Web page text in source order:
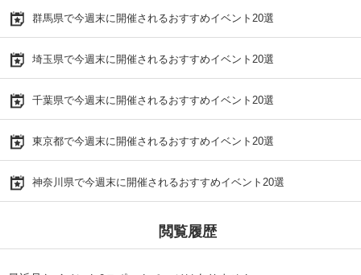
群馬県で今週末に開催されるおすすめイベント20選
埼玉県で今週末に開催されるおすすめイベント20選
千葉県で今週末に開催されるおすすめイベント20選
東京都で今週末に開催されるおすすめイベント20選
神奈川県で今週末に開催されるおすすめイベント20選
閲覧履歴